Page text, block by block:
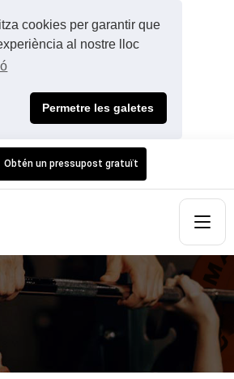
cookies per garantir que
al nostre lloc
Permetre les galetes
Obtén un pressupost gratuït